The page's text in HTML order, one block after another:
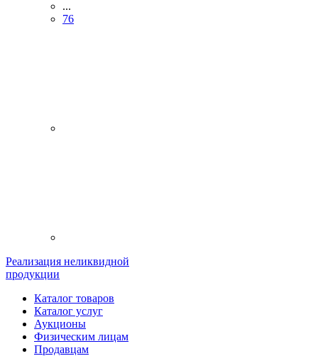
...
76
Реализация неликвидной
продукции
Каталог товаров
Каталог услуг
Аукционы
Физическим лицам
Продавцам